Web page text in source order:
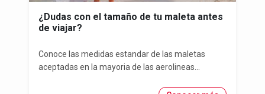
¿Dudas con el tamaño de tu maleta antes
de viajar?
Conoce las medidas estandar de las maletas
aceptadas en la mayoria de las aerolineas...